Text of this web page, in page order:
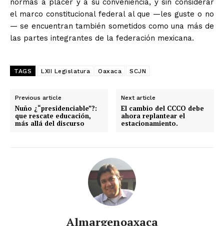
normas a placer y a su conveniencia, y sin considerar
el marco constitucional federal al que —les guste o no
— se encuentran también sometidos como una más de
las partes integrantes de la federación mexicana.
TAGS LXII Legislatura Oaxaca SCJN
Previous article
Nuño ¿“presidenciable”?:
que rescate educación,
más allá del discurso
Next article
El cambio del CCCO debe
ahora replantear el
estacionamiento.
Almargenoaxaca